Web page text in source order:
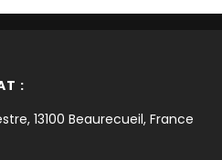
:
13100 Beaurecueil, France